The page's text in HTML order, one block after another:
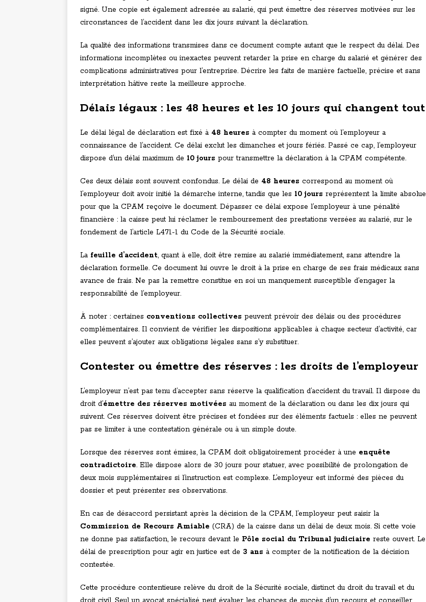
signé. Une copie est également adressée au salarié, qui peut émettre des réserves motivées sur les
circonstances de l’accident dans les dix jours suivant la déclaration.
La qualité des informations transmises dans ce document compte autant que le respect du délai. Des
informations incomplètes ou inexactes peuvent retarder la prise en charge du salarié et générer des
complications administratives pour l’entreprise. Décrire les faits de manière factuelle, précise et sans
interprétation hâtive reste la meilleure approche.
Délais légaux : les 48 heures et les 10 jours qui changent tout
Le délai légal de déclaration est fixé à 48 heures à compter du moment où l’employeur a
connaissance de l’accident. Ce délai exclut les dimanches et jours fériés. Passé ce cap, l’employeur
dispose d’un délai maximum de 10 jours pour transmettre la déclaration à la CPAM compétente.
Ces deux délais sont souvent confondus. Le délai de 48 heures correspond au moment où
l’employeur doit avoir initié la démarche interne, tandis que les 10 jours représentent la limite absolue
pour que la CPAM reçoive le document. Dépasser ce délai expose l’employeur à une pénalité
financière : la caisse peut lui réclamer le remboursement des prestations versées au salarié, sur le
fondement de l’article L471-1 du Code de la Sécurité sociale.
La feuille d’accident, quant à elle, doit être remise au salarié immédiatement, sans attendre la
déclaration formelle. Ce document lui ouvre le droit à la prise en charge de ses frais médicaux sans
avance de frais. Ne pas la remettre constitue en soi un manquement susceptible d’engager la
responsabilité de l’employeur.
À noter : certaines conventions collectives peuvent prévoir des délais ou des procédures
complémentaires. Il convient de vérifier les dispositions applicables à chaque secteur d’activité, car
elles peuvent s’ajouter aux obligations légales sans s’y substituer.
Contester ou émettre des réserves : les droits de l’employeur
L’employeur n’est pas tenu d’accepter sans réserve la qualification d’accident du travail. Il dispose du
droit d’émettre des réserves motivées au moment de la déclaration ou dans les dix jours qui
suivent. Ces réserves doivent être précises et fondées sur des éléments factuels : elles ne peuvent
pas se limiter à une contestation générale ou à un simple doute.
Lorsque des réserves sont émises, la CPAM doit obligatoirement procéder à une enquête
contradictoire. Elle dispose alors de 30 jours pour statuer, avec possibilité de prolongation de
deux mois supplémentaires si l’instruction est complexe. L’employeur est informé des pièces du
dossier et peut présenter ses observations.
En cas de désaccord persistant après la décision de la CPAM, l’employeur peut saisir la
Commission de Recours Amiable (CRA) de la caisse dans un délai de deux mois. Si cette voie
ne donne pas satisfaction, le recours devant le Pôle social du Tribunal judiciaire reste ouvert. Le
délai de prescription pour agir en justice est de 3 ans à compter de la notification de la décision
contestée.
Cette procédure contentieuse relève du droit de la Sécurité sociale, distinct du droit du travail et du